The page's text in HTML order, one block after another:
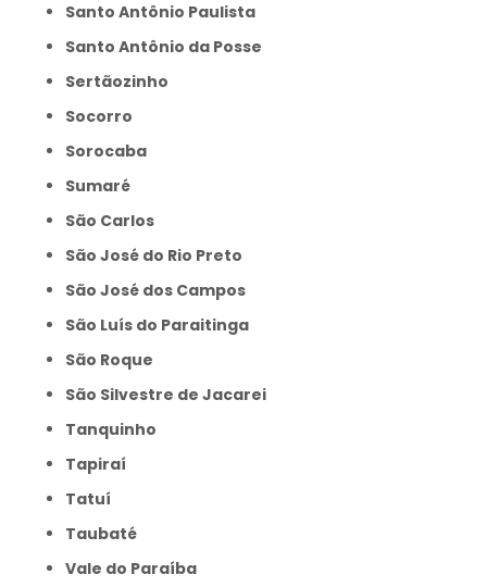
Santo Antônio Paulista
Santo Antônio da Posse
Sertãozinho
Socorro
Sorocaba
Sumaré
São Carlos
São José do Rio Preto
São José dos Campos
São Luís do Paraitinga
São Roque
São Silvestre de Jacarei
Tanquinho
Tapiraí
Tatuí
Taubaté
Vale do Paraíba